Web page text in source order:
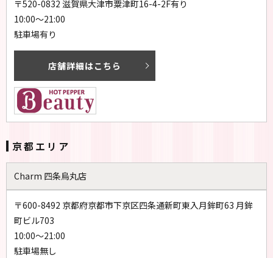
〒520-0832 滋賀県大津市粟津町16-4-2F有り
10:00～21:00
駐車場有り
店舗詳細はこちら
京都エリア
Charm 四条烏丸店
〒600-8492 京都府京都市下京区四条通新町東入月鉾町63 月鉾
町ビル703
10:00～21:00
駐車場無し